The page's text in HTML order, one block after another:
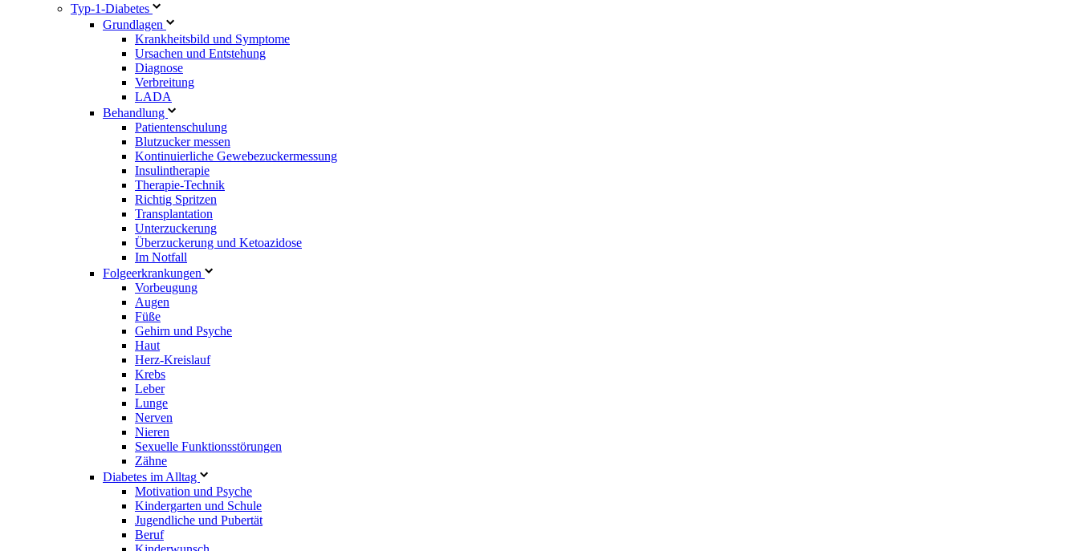
Typ-1-Diabetes
Grundlagen
Krankheitsbild und Symptome
Ursachen und Entstehung
Diagnose
Verbreitung
LADA
Behandlung
Patientenschulung
Blutzucker messen
Kontinuierliche Gewebezuckermessung
Insulintherapie
Therapie-Technik
Richtig Spritzen
Transplantation
Unterzuckerung
Überzuckerung und Ketoazidose
Im Notfall
Folgeerkrankungen
Vorbeugung
Augen
Füße
Gehirn und Psyche
Haut
Herz-Kreislauf
Krebs
Leber
Lunge
Nerven
Nieren
Sexuelle Funktionsstörungen
Zähne
Diabetes im Alltag
Motivation und Psyche
Kindergarten und Schule
Jugendliche und Pubertät
Beruf